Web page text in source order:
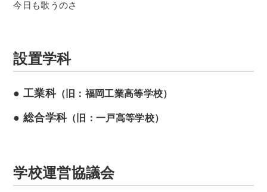
今日も歌うのさ
設置学科
● 工業科（旧：福岡工業高等学校）
● 総合学科（旧：一戸高等学校）
学校運営協議会